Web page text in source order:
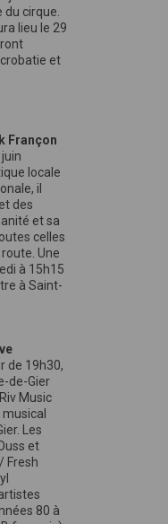
cirque.
lieu le 29
et
Françon
locale
il
des
et sa
celles
Une
à 15h15
à Saint-
de 19h30,
de-Gier
Music
Les
et
Fresh
80 à